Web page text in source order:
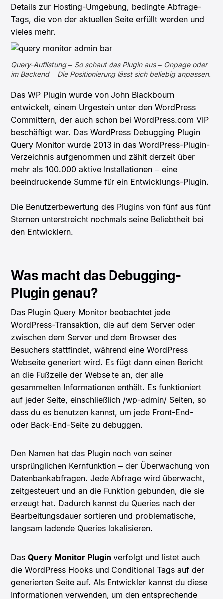
Details zur Hosting-Umgebung, bedingte Abfrage-
Tags, die von der aktuellen Seite erfüllt werden und
vieles mehr.
Query-Auflistung – So schaut das Plugin aus – Onpage oder
im Backend – Die Positionierung lässt sich beliebig anpassen.
Das WP Plugin wurde von John Blackbourn
entwickelt, einem Urgestein unter den WordPress
Committern, der auch schon bei WordPress.com VIP
beschäftigt war. Das WordPress Debugging Plugin
Query Monitor wurde 2013 in das WordPress-Plugin-
Verzeichnis aufgenommen und zählt derzeit über
mehr als 100.000 aktive Installationen – eine
beeindruckende Summe für ein Entwicklungs-Plugin.
Die Benutzerbewertung des Plugins von fünf aus fünf
Sternen unterstreicht nochmals seine Beliebtheit bei
den Entwicklern.
Was macht das Debugging-
Plugin genau?
Das Plugin Query Monitor beobachtet jede
WordPress-Transaktion, die auf dem Server oder
zwischen dem Server und dem Browser des
Besuchers stattfindet, während eine WordPress
Webseite generiert wird. Es fügt dann einen Bericht
an die Fußzeile der Webseite an, der alle
gesammelten Informationen enthält. Es funktioniert
auf jeder Seite, einschließlich /wp-admin/ Seiten, so
dass du es benutzen kannst, um jede Front-End-
oder Back-End-Seite zu debuggen.
Den Namen hat das Plugin noch von seiner
ursprünglichen Kernfunktion – der Überwachung von
Datenbankabfragen. Jede Abfrage wird überwacht,
zeitgesteuert und an die Funktion gebunden, die sie
erzeugt hat. Dadurch kannst du Queries nach der
Bearbeitungsdauer sortieren und problematische,
langsam ladende Queries lokalisieren.
DasQuery Monitor Plugin verfolgt und listet auch
die WordPress Hooks und Conditional Tags auf der
generierten Seite auf. Als Entwickler kannst du diese
Informationen verwenden, um den entsprechende